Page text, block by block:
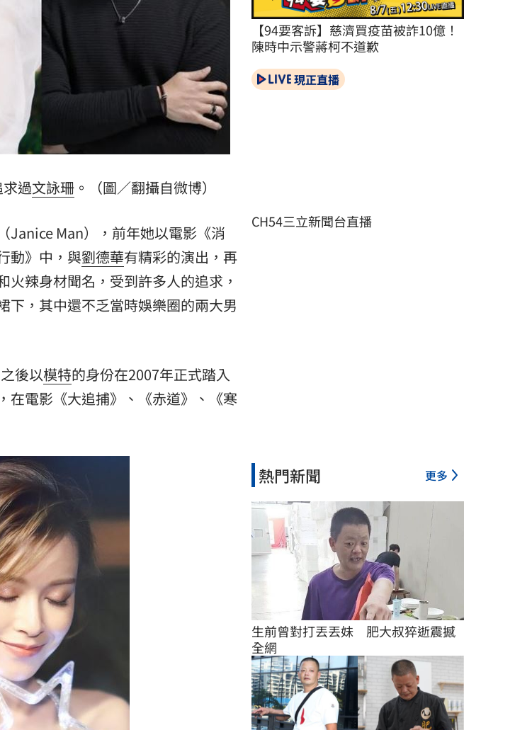
求過文詠珊 。（圖／翻攝自微博）
Janice Man），前年她以電影《消
動》中，與劉德華有精彩的演出，再
辣身材聞名，受到許多人的追求，
下，其中還不乏當時娛樂圈的兩大男
後以模特的身份在2007年正式踏入
在電影《大追捕》、《赤道》、《寒
【94要客訴】慈濟買疫苗被詐10億！
陳時中示警蔣柯不道歉
現正直播
CH54三立新聞台直播
熱門新聞 更多
生前曾對打丟丟妹　肥大叔猝逝震撼
全網